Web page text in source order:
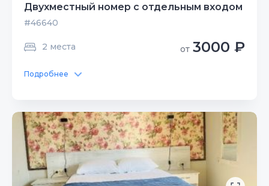
Двухместный номер c отдельным входом
#46640
2 места от 3000 ₽
Подробнее